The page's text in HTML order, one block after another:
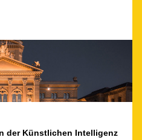
der Künstlichen Intelligenz